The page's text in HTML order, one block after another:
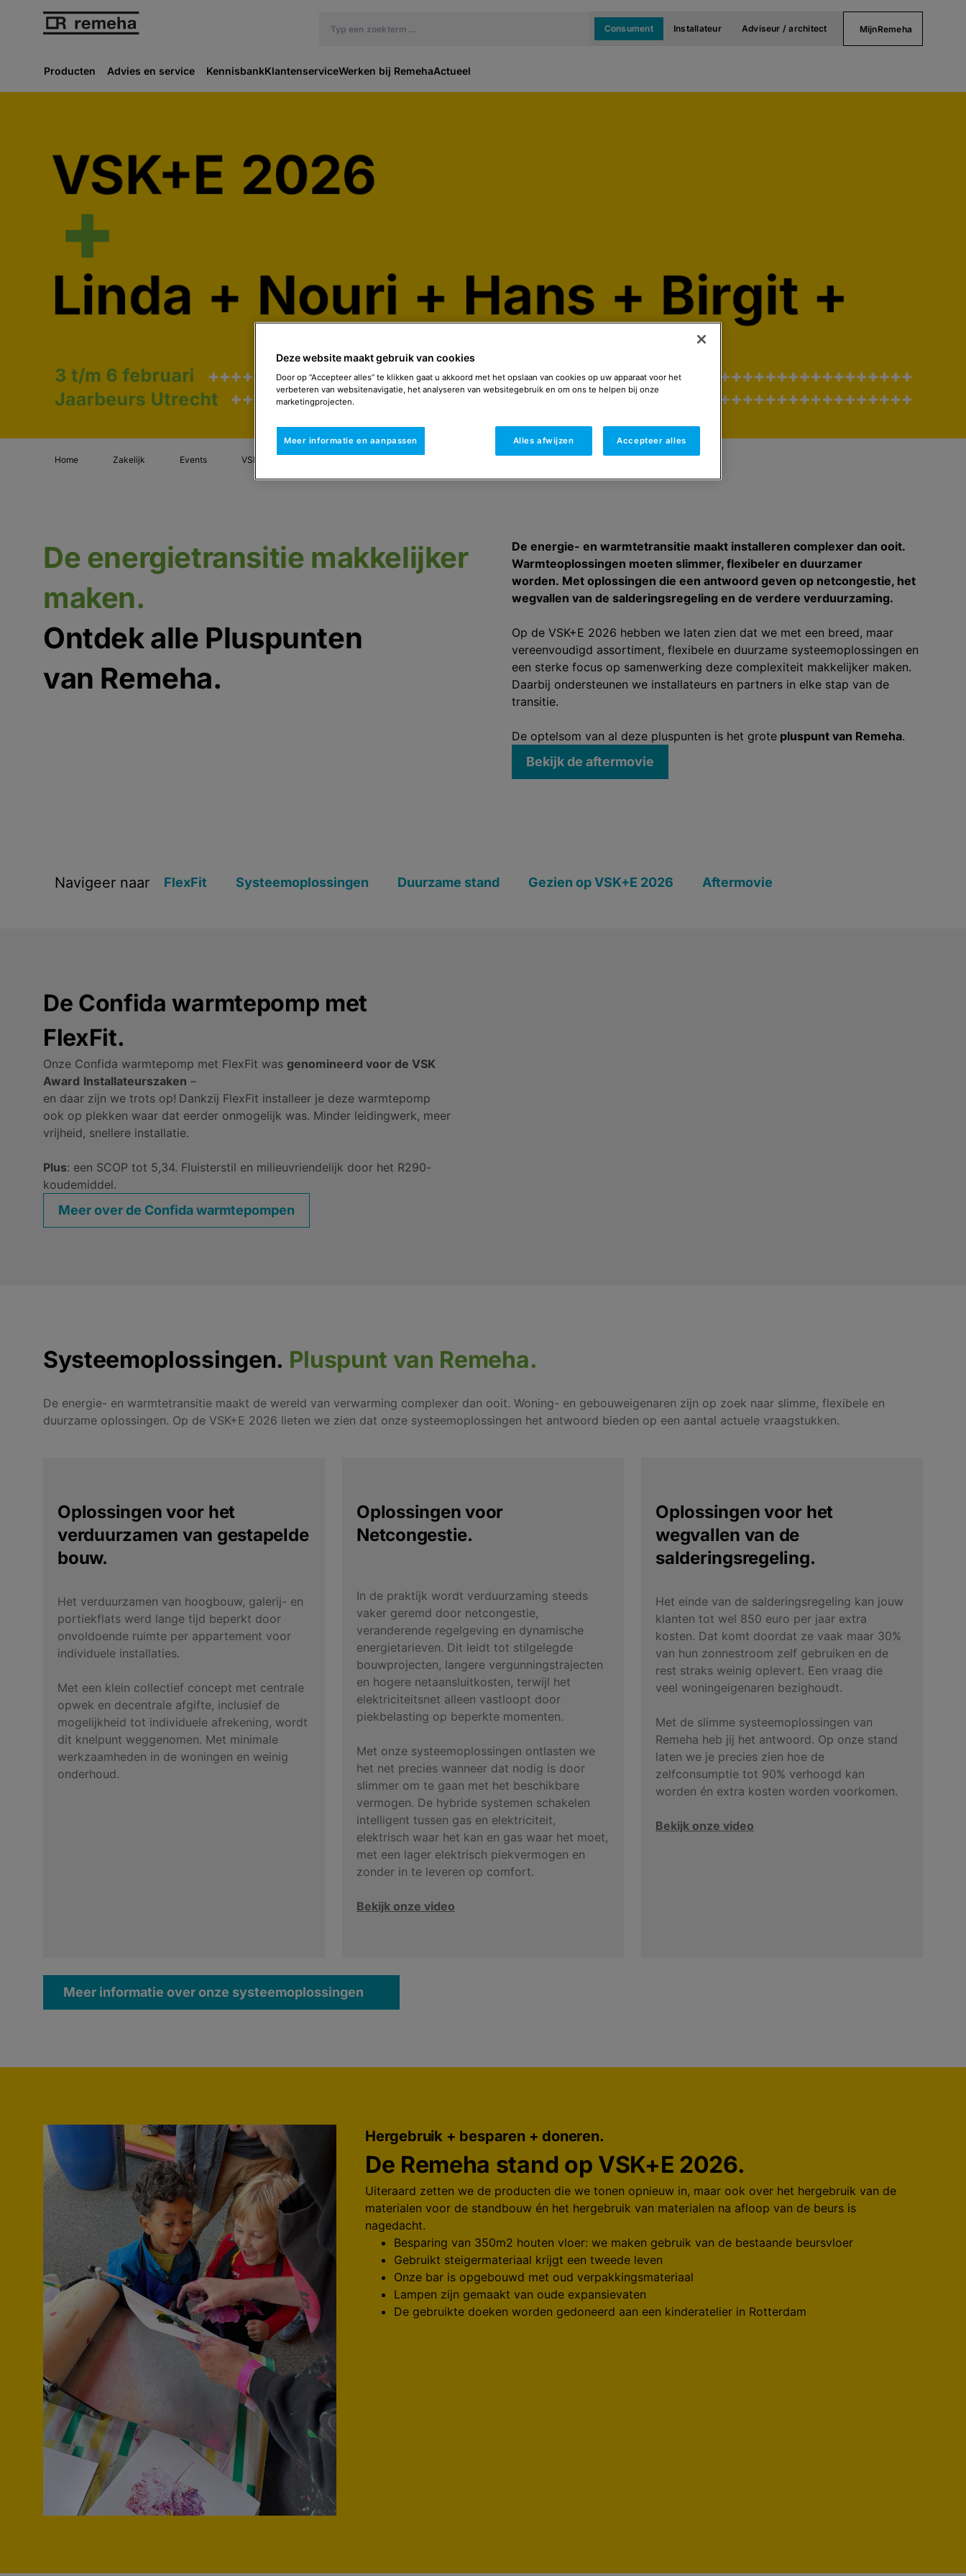
Consument Installateur Adviseur / architect MijnRemeha
Producten Advies en service KennisbankKlantenserviceWerken bij RemehaActueel
Home Zakelijk Events VSK
De energie- en warmtetransitie maakt installeren complexer dan ooit.
Warmteoplossingen moeten slimmer, flexibeler en duurzamer
worden. Met oplossingen die een antwoord geven op netcongestie, het
wegvallen van de salderingsregeling en de verdere verduurzaming.
Op de VSK+E 2026 hebben we laten zien dat we met een breed, maar
vereenvoudigd assortiment, flexibele en duurzame systeemoplossingen en
een sterke focus op samenwerking deze complexiteit makkelijker maken.
Daarbij ondersteunen we installateurs en partners in elke stap van de
transitie.
De optelsom van al deze pluspunten is het grote pluspunt van Remeha.
Bekijk de aftermovie
De energietransitie makkelijker
maken.
Ontdek alle Pluspunten
van Remeha.
Navigeer naar FlexFit Systeemoplossingen Duurzame stand Gezien op VSK+E 2026 Aftermovie
De Confida warmtepomp met
FlexFit.
Onze Confida warmtepomp met FlexFit was genomineerd voor de VSK
Award Installateurszaken –
en daar zijn we trots op! Dankzij FlexFit installeer je deze warmtepomp
ook op plekken waar dat eerder onmogelijk was. Minder leidingwerk, meer
vrijheid, snellere installatie.
Plus: een SCOP tot 5,34. Fluisterstil en milieuvriendelijk door het R290-
koudemiddel.
Meer over de Confida warmtepompen
Systeemoplossingen. Pluspunt van Remeha.
De energie- en warmtetransitie maakt de wereld van verwarming complexer dan ooit. Woning- en gebouweigenaren zijn op zoek naar slimme, flexibele en
duurzame oplossingen. Op de VSK+E 2026 lieten we zien dat onze systeemoplossingen het antwoord bieden op een aantal actuele vraagstukken.
Oplossingen voor het
verduurzamen van gestapelde
bouw.
Het verduurzamen van hoogbouw, galerij- en
portiekflats werd lange tijd beperkt door
onvoldoende ruimte per appartement voor
individuele installaties.
Met een klein collectief concept met centrale
opwek en decentrale afgifte, inclusief de
mogelijkheid tot individuele afrekening, wordt
dit knelpunt weggenomen. Met minimale
werkzaamheden in de woningen en weinig
onderhoud.
Oplossingen voor
Netcongestie.
In de praktijk wordt verduurzaming steeds
vaker geremd door netcongestie,
veranderende regelgeving en dynamische
energietarieven. Dit leidt tot stilgelegde
bouwprojecten, langere vergunningstrajecten
en hogere netaansluitkosten, terwijl het
elektriciteitsnet alleen vastloopt door
piekbelasting op beperkte momenten.
Met onze systeemoplossingen ontlasten we
het net precies wanneer dat nodig is door
slimmer om te gaan met het beschikbare
vermogen. De hybride systemen schakelen
intelligent tussen gas en elektriciteit,
elektrisch waar het kan en gas waar het moet,
met een lager elektrisch piekvermogen en
zonder in te leveren op comfort.
Bekijk onze video
Oplossingen voor het
wegvallen van de
salderingsregeling.
Het einde van de salderingsregeling kan jouw
klanten tot wel 850 euro per jaar extra
kosten. Dat komt doordat ze vaak maar 30%
van hun zonnestroom zelf gebruiken en de
rest straks weinig oplevert. Een vraag die
veel woningeigenaren bezighoudt.
Met de slimme systeemoplossingen van
Remeha heb jij het antwoord. Op onze stand
laten we je precies zien hoe de
zelfconsumptie tot 90% verhoogd kan
worden én extra kosten worden voorkomen.
Bekijk onze video
Meer informatie over onze systeemoplossingen
Hergebruik + besparen + doneren.
De Remeha stand op VSK+E 2026.
Uiteraard zetten we de producten die we tonen opnieuw in, maar ook over het hergebruik van de
materialen voor de standbouw én het hergebruik van materialen na afloop van de beurs is
nagedacht.
Besparing van 350m2 houten vloer: we maken gebruik van de bestaande beursvloer
Gebruikt steigermateriaal krijgt een tweede leven
Onze bar is opgebouwd met oud verpakkingsmateriaal
Lampen zijn gemaakt van oude expansievaten
De gebruikte doeken worden gedoneerd aan een kinderatelier in Rotterdam
Deze website maakt gebruik van cookies
Door op “Accepteer alles” te klikken gaat u akkoord met het opslaan van cookies op uw apparaat voor het
verbeteren van websitenavigatie, het analyseren van websitegebruik en om ons te helpen bij onze
marketingprojecten.
Meer informatie en aanpassen Alles afwijzen Accepteer alles